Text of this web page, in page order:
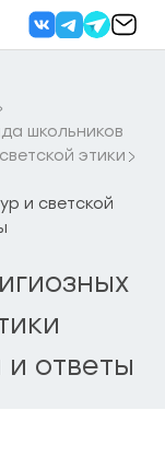
школьников
этики
и светской
и ответы